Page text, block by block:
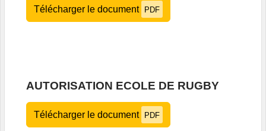
Télécharger le document PDF
AUTORISATION ECOLE DE RUGBY
Télécharger le document PDF